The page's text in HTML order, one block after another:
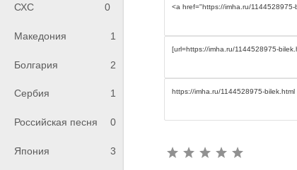
СХС
0
Македония 1
Болгария 2
Сербия 1
Российская песня 0
Япония 3